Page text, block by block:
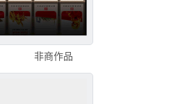
非商作品